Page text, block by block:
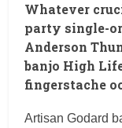
Whatever
party single-
Anderson
banjo High
fingerstache
Artisan Godard